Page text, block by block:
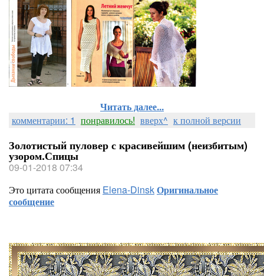
Читать далее...
комментарии: 1 понравилось! вверх^ к полной версии
Золотистый пуловер с красивейшим (неизбитым)
узором.Спицы
09-01-2018 07:34
Это цитата сообщения Elena-DinskОригинальное
сообщение